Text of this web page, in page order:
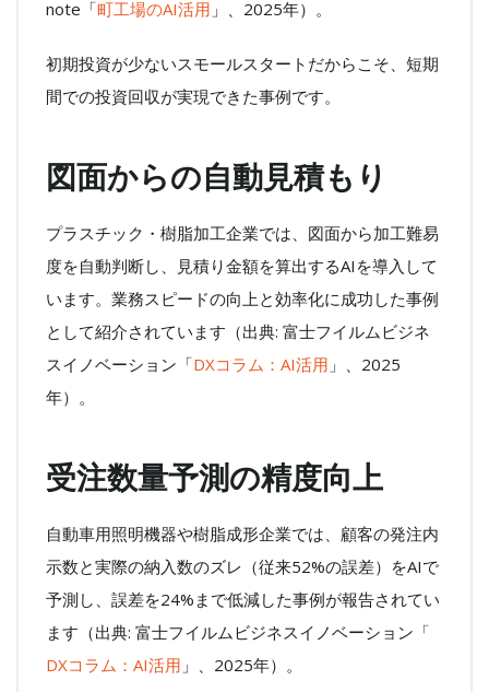
note「町工場のAI活用 」、2025年）。
初期投資が少ないスモールスタートだからこそ、短期
間での投資回収が実現できた事例です。
図面からの自動見積もり
プラスチック・樹脂加工企業では、図面から加工難易
度を自動判断し、見積り金額を算出するAIを導入して
います。業務スピードの向上と効率化に成功した事例
として紹介されています（出典: 富士フイルムビジネ
スイノベーション「DXコラム：AI活用 」、2025
年）。
受注数量予測の精度向上
自動車用照明機器や樹脂成形企業では、顧客の発注内
示数と実際の納入数のズレ（従来52%の誤差）をAIで
予測し、誤差を24%まで低減した事例が報告されてい
ます（出典: 富士フイルムビジネスイノベーション「
DXコラム：AI活用 」、2025年）。